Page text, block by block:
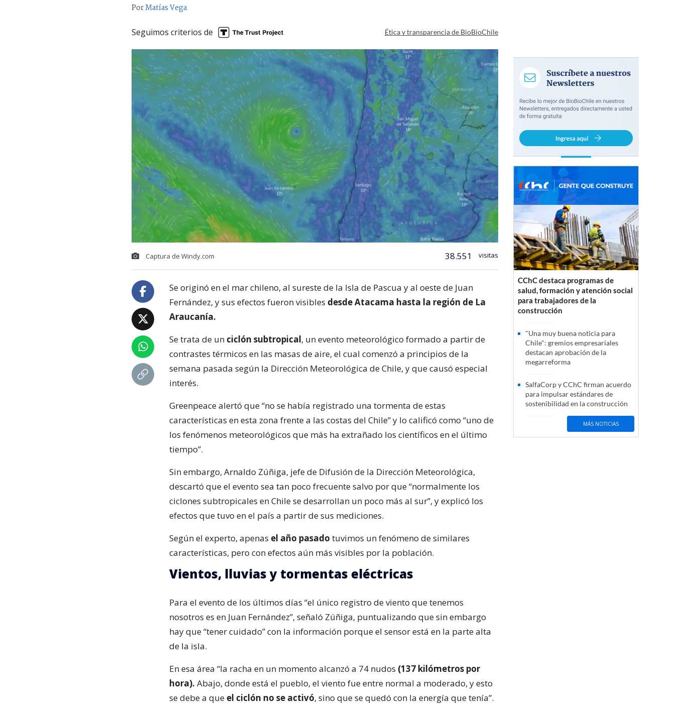
PorMatías Vega
Seguimos criterios de Ética y transparencia de BioBioChile
Captura de Windy.com 38.551 visitas
Se originó en el mar chileno, al sureste de la Isla de Pascua y al oeste de Juan
Fernández, y sus efectos fueron visibles desde Atacama hasta la región de La
Araucanía.
Se trata de un ciclón subtropical, un evento meteorológico formado a partir de
contrastes térmicos en las masas de aire, el cual comenzó a principios de la
semana pasada según la Dirección Meteorológica de Chile, y que causó especial
interés.
Greenpeace alertó que “no se había registrado una tormenta de estas
características en esta zona frente a las costas del Chile” y lo calificó como “uno de
los fenómenos meteorológicos que más ha extrañado los científicos en el último
tiempo”.
Sin embargo, Arnaldo Zúñiga, jefe de Difusión de la Dirección Meteorológica,
descartó que el evento sea tan poco frecuente salvo por que “normalmente los
ciclones subtropicales en Chile se desarrollan un poco más al sur”, y explicó los
efectos que tuvo en el país a partir de sus mediciones.
Según el experto, apenas el año pasado tuvimos un fenómeno de similares
características, pero con efectos aún más visibles por la población.
Vientos, lluvias y tormentas eléctricas
Para el evento de los últimos días “el único registro de viento que tenemos
nosotros es en Juan Fernández”, señaló Zúñiga, puntualizando que sin embargo
hay que “tener cuidado” con la información porque el sensor está en la parte alta
de la isla.
En esa área “la racha en un momento alcanzó a 74 nudos (137 kilómetros por
hora). Abajo, donde está el pueblo, el viento fue entre normal a moderado, y esto
se debe a que el ciclón no se activó, sino que se quedó con la energía que tenía”.
CChC destaca programas de
salud, formación y atención social
para trabajadores de la
construcción
"Una muy buena noticia para
Chile": gremios empresariales
destacan aprobación de la
megarreforma
SalfaCorp y CChC firman acuerdo
para impulsar estándares de
sostenibilidad en la construcción
MÁS NOTICIAS